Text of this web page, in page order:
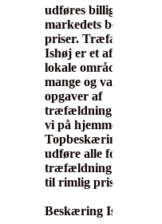
udføres billigt, til
markedets bedste
priser. Træfældning i
Ishøj er et af vores
lokale områder. Med
mange og varierede
opgaver af
træfældning i Ishøj er
vi på hjemmebane her.
Topbeskæring.dk
udføre alle former for
træfældning billigt og
til rimlig pris.
Beskæring Ishøj